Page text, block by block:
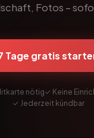
Fotos –
Tage gratis
nötig✓ Keine
✓ Jederzeit kündbar